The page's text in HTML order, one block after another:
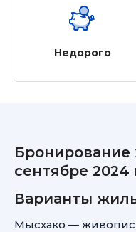
Недорого
сентябре 2024
Варианты
Мысхако —